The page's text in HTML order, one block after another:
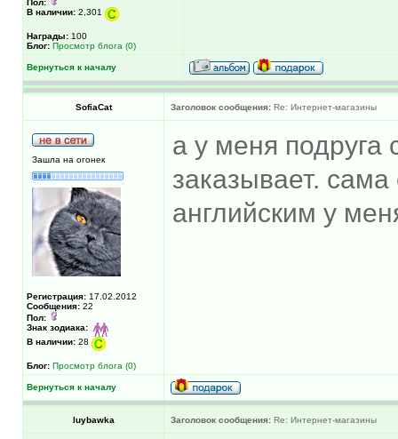
Пол:
В наличии: 2,301
Награды: 100
Блог: Просмотр блога (0)
Вернуться к началу
SofiaCat Заголовок сообщения: Re: Интернет-магазины
Зашла на огонек
Регистрация: 17.02.2012
Сообщения: 22
Пол:
Знак зодиака:
В наличии: 28
Блог: Просмотр блога (0)
а у меня подруга
заказывает.
английским у
Вернуться к началу
luybawka Заголовок сообщения: Re: Интернет-магазины